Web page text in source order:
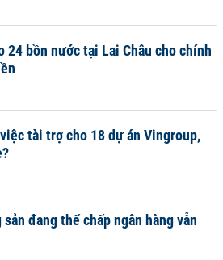
24 bồn nước tại Lai Châu cho chính
tài trợ cho 18 dự án Vingroup,
đang thế chấp ngân hàng vẫn